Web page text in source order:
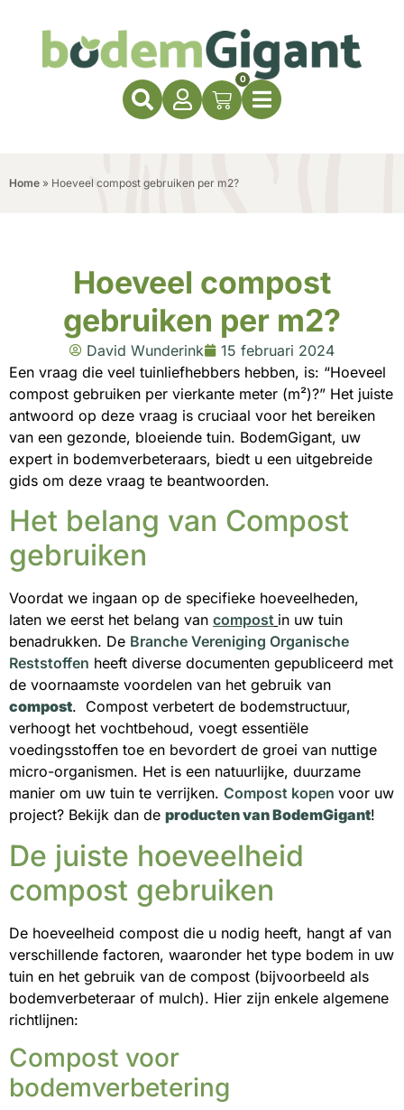
0
Home » Hoeveel compost gebruiken per m2?
Hoeveel compost
gebruiken per m2?
David Wunderink
15 februari 2024
Een vraag die veel tuinliefhebbers hebben, is: “Hoeveel
compost gebruiken per vierkante meter (m²)?” Het juiste
antwoord op deze vraag is cruciaal voor het bereiken
van een gezonde, bloeiende tuin. BodemGigant, uw
expert in bodemverbeteraars, biedt u een uitgebreide
gids om deze vraag te beantwoorden.
Het belang van Compost
gebruiken
Voordat we ingaan op de specifieke hoeveelheden,
laten we eerst het belang van compost in uw tuin
benadrukken. De Branche Vereniging Organische
Reststoffen heeft diverse documenten gepubliceerd met
de voornaamste voordelen van het gebruik van
compost. Compost verbetert de bodemstructuur,
verhoogt het vochtbehoud, voegt essentiële
voedingsstoffen toe en bevordert de groei van nuttige
micro-organismen. Het is een natuurlijke, duurzame
manier om uw tuin te verrijken. Compost kopen voor uw
project? Bekijk dan de producten van BodemGigant!
De juiste hoeveelheid
compost gebruiken
De hoeveelheid compost die u nodig heeft, hangt af van
verschillende factoren, waaronder het type bodem in uw
tuin en het gebruik van de compost (bijvoorbeeld als
bodemverbeteraar of mulch). Hier zijn enkele algemene
richtlijnen:
Compost voor
bodemverbetering